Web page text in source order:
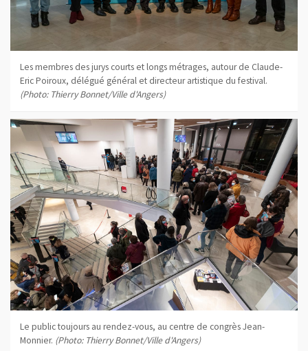
Les membres des jurys courts et longs métrages, autour de Claude-
Eric Poiroux, délégué général et directeur artistique du festival.
(Photo: Thierry Bonnet/Ville d'Angers)
Le public toujours au rendez-vous, au centre de congrès Jean-
Monnier. (Photo: Thierry Bonnet/Ville d'Angers)